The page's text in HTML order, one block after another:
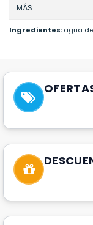
MÁS
Ingredientes:agua